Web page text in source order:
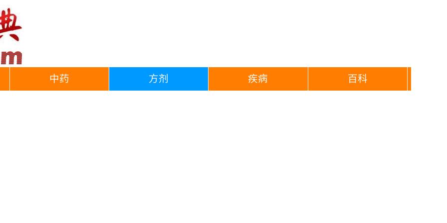
中药 方剂 疾病 百科